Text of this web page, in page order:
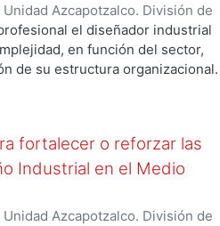
Azcapotzalco. División de
Evaluación del Diseño en el
el diseñador industrial
en función del sector,
de su estructura organizacional.
viable, sustentada en un proceso
tal propuesta, el diseño de un
en el curso correspondiente,
fortalecer o reforzar las
Industrial en el Medio
Azcapotzalco. División de